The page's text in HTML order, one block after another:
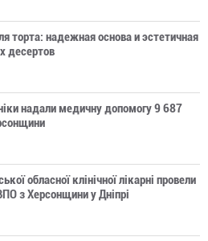
торта: надежная основа и эстетичная
десертов
надали медичну допомогу 9 687
обласної клінічної лікарні провели
з Херсонщини у Дніпрі